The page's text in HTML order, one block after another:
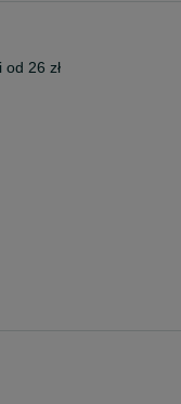
26 zł
osób w pokojach,